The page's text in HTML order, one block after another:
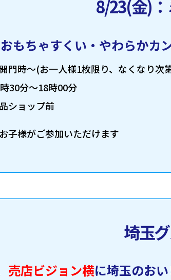
8/23(金)
もちゃすくい・やわらかカ
開門時～(お一人様1枚限り、なくなり次
時30分～18時00分
ショップ前
子様がご参加いただけます
埼玉
売店ビジョン横に埼玉のお